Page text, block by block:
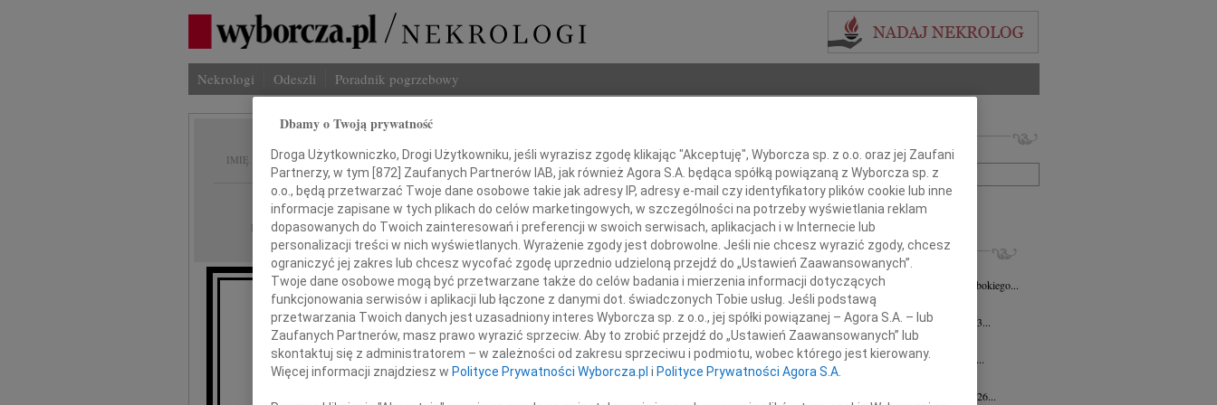
Nekrologi Odeszli Poradnik pogrzebowy
IMIĘ I NAZWISKO: Marian Króla
REGION: Poznań
DATA EMISJI: 20.03.2024
Z głębokim smutkiem przyjęliśmy wiadomość o śmierci
Imię i nazwisko lub numer ogłoszenia:
+ szukanie zaawansowane
INNE NEKROLOGI
05.08.2026Poznań
Adw. Mariuszowi Paplaczykowi wyrazy głębokiego...
Tadeusz Kotłowski05.08.2026
Z głębokim żalem zawiadamiamy, że w dniu 3...
Wiesława Ziółkowska 31.07.2026
Z głębokim smutkiem żegnamy prof. dr hab....
Maciej Błaszak
Z głębokim żalem zawiadamiamy, że w dniu 26...
Dbamy o Twoją prywatność
Droga Użytkowniczko, Drogi Użytkowniku, jeśli wyrazisz zgodę klikając "Akceptuję", Wyborcza sp. z o.o. oraz jej Zaufani
Partnerzy, w tym [ 872 ] Zaufanych Partnerów IAB, jak również Agora S.A. będąca spółką powiązaną z Wyborcza sp. z
o.o., będą przetwarzać Twoje dane osobowe takie jak adresy IP, adresy e-mail czy identyfikatory plików cookie lub inne
informacje zapisane w tych plikach do celów marketingowych, w szczególności na potrzeby wyświetlania reklam
dopasowanych do Twoich zainteresowań i preferencji w swoich serwisach, aplikacjach i w Internecie lub
personalizacji treści w nich wyświetlanych. Wyrażenie zgody jest dobrowolne. Jeśli nie chcesz wyrazić zgody, chcesz
ograniczyć jej zakres lub chcesz wycofać zgodę uprzednio udzieloną przejdź do „Ustawień Zaawansowanych”.
Twoje dane osobowe mogą być przetwarzane także do celów badania i mierzenia informacji dotyczących
funkcjonowania serwisów i aplikacji lub łączone z danymi dot. świadczonych Tobie usług. Jeśli podstawą
przetwarzania Twoich danych jest uzasadniony interes Wyborcza sp. z o.o., jej spółki powiązanej – Agora S.A. – lub
Zaufanych Partnerów, masz prawo wyrazić sprzeciw. Aby to zrobić przejdź do „Ustawień Zaawansowanych” lub
skontaktuj się z administratorem – w zależności od zakresu sprzeciwu i podmiotu, wobec którego jest kierowany.
Więcej informacji znajdziesz w Polityce Prywatności Wyborcza.pl i Polityce Prywatności Agora S.A.